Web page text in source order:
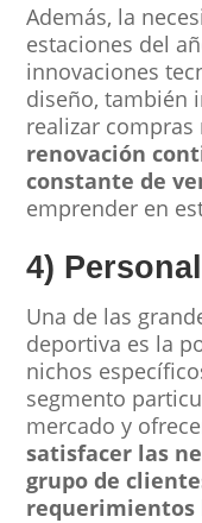
Además, la
estaciones del
innovaciones
diseño, también
realizar compras
renovación
constante de
emprender en
4)
Una de las
deportiva es la
nichos
segmento
mercado y
satisfacer las
grupo de
requerimientos